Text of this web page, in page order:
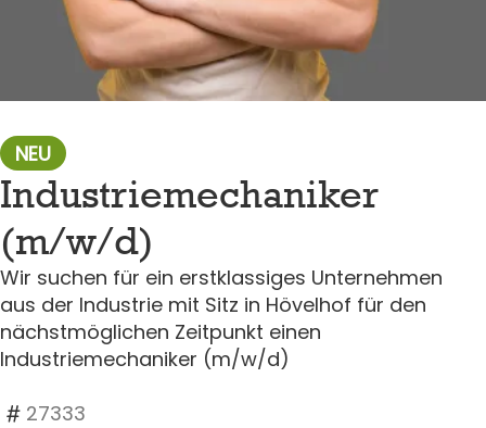
NEU
Industriemechaniker
(m/w/d)
Wir suchen für ein erstklassiges Unternehmen
aus der Industrie mit Sitz in Hövelhof für den
nächstmöglichen Zeitpunkt einen
Industriemechaniker (m/w/d)
27333